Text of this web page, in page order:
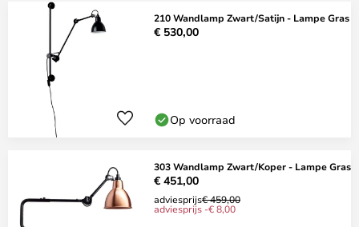
210 Wandlamp Zwart/Satijn - Lampe Gras
€ 530,00
Op voorraad
303 Wandlamp Zwart/Koper - Lampe Gras
€ 451,00
adviesprijs€ 459,00
adviesprijs -€ 8,00